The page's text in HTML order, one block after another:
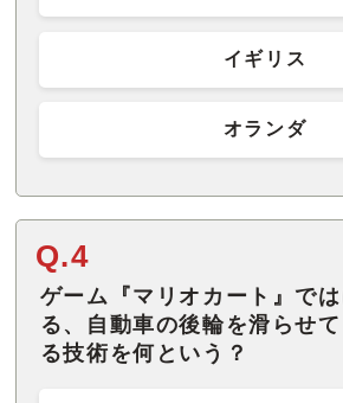
イギリス
オランダ
Q.4
ゲーム『マリオカート』で
る、自動車の後輪を滑らせ
る技術を何という？